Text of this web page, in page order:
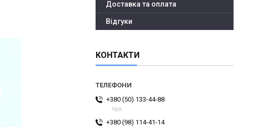
Доставка та оплата
Відгуки
КОНТАКТИ
+380 (50) 133-44-88
тел.
+380 (98) 114-41-14